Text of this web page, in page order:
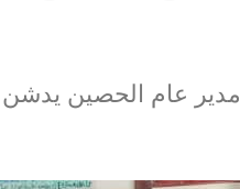
مدير عام الحصين يدشن